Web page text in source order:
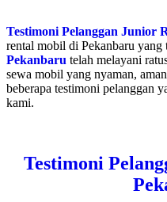
Testimoni Pelanggan Junior
rental mobil di Pekanbaru yang
Pekanbaru telah melayani
sewa mobil yang nyaman,
beberapa testimoni pelanggan
kami.
Testimoni